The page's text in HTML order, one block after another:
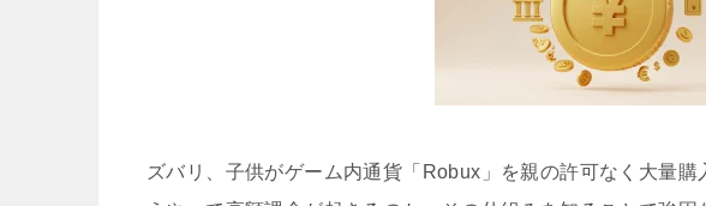
ズバリ、子供がゲーム内通貨「Robux」を親の許可なく大量